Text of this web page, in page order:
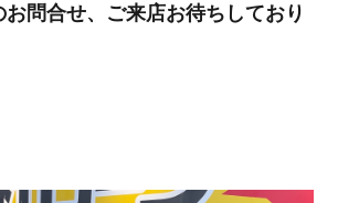
問合せ、ご来店お待ちしており